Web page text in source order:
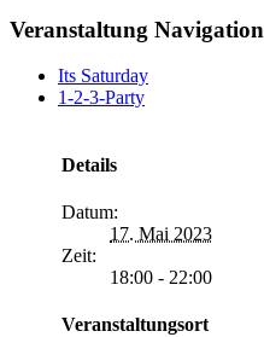
Veranstaltung Navigation
Its Saturday
1-2-3-Party
Details
Datum:
17. Mai 2023
Zeit:
18:00 - 22:00
Veranstaltungsort